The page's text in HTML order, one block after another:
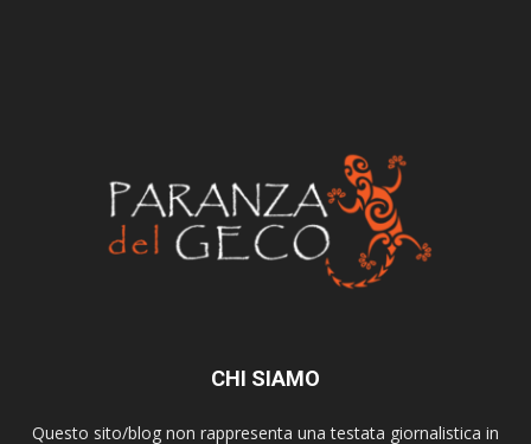
CHI SIAMO
Questo sito/blog non rappresenta una testata giornalistica in